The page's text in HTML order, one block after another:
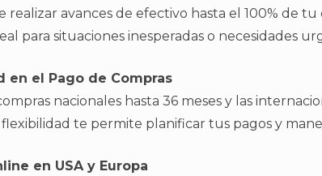
realizar avances de efectivo hasta el 100% de
para situaciones inesperadas o necesidades
en el Pago de Compras
nacionales hasta 36 meses y las
flexibilidad te permite planificar tus pagos y
en USA y Europa